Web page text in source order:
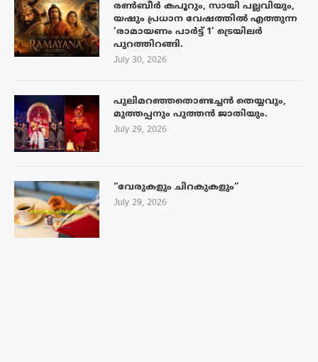
രൺബീർ കപൂറും, സായി പല്ലവിയും,
യഷും പ്രധാന വേഷത്തിൽ എത്തുന്ന
‘രാമായണം പാർട്ട് 1’ ട്രെയിലർ
പുറത്തിറങ്ങി.
July 30, 2026
പുലിമറഞ്ഞതൊണ്ടച്ചൻ തെയ്യവും,
മുത്തപ്പനും പുത്തൻ ജാതിയും.
July 29, 2026
“വേരുകളും ചിറകുകളും”
July 29, 2026